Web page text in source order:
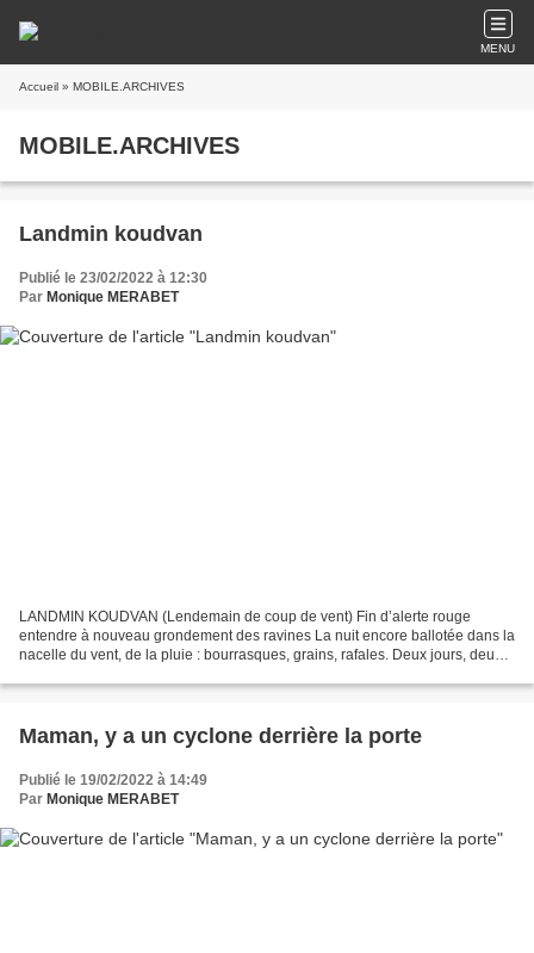
MENU
Accueil » MOBILE.ARCHIVES
MOBILE.ARCHIVES
Landmin koudvan
Publié le 23/02/2022 à 12:30
Par Monique MERABET
LANDMIN KOUDVAN (Lendemain de coup de vent) Fin d’alerte rouge
entendre à nouveau grondement des ravines La nuit encore ballotée dans la
nacelle du vent, de la pluie : bourrasques, grains, rafales. Deux jours, deux
Maman, y a un cyclone derrière la porte
Publié le 19/02/2022 à 14:49
Par Monique MERABET